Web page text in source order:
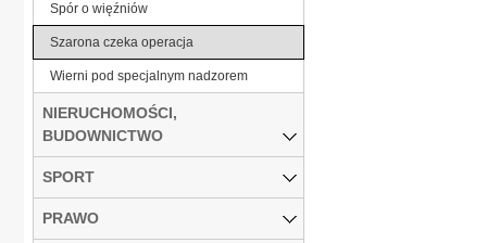
Spór o więźniów
Szarona czeka operacja
Wierni pod specjalnym nadzorem
NIERUCHOMOŚCI,
BUDOWNICTWO
SPORT
PRAWO